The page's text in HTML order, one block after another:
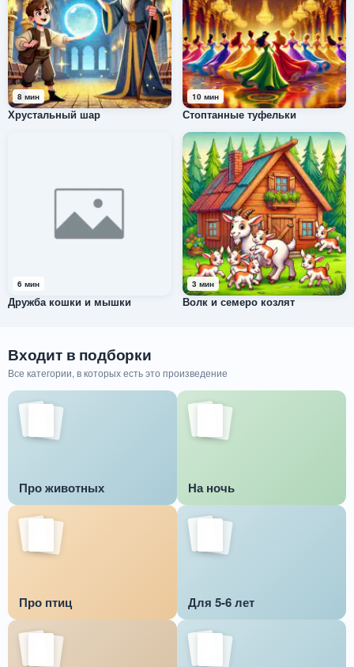
8 мин
Хрустальный шар
10 мин
Стоптанные туфельки
6 мин
Дружба кошки и мышки
3 мин
Волк и семеро козлят
Входит в подборки
Все категории, в которых есть это произведение
Про животных На ночь
Про птиц Для 5-6 лет